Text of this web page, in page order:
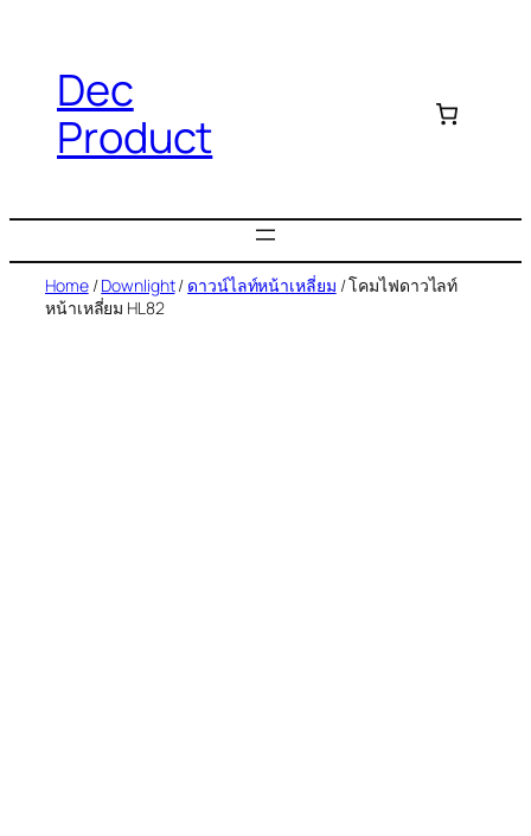
Dec
Product
Home/Downlight/ ดาวน์ไลท์หน้าเหลี่ยม / โคมไฟดาวไลท์
หน้าเหลี่ยม HL82